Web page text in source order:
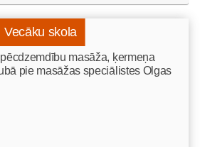
Vecāku skola
masāža, ķermeņa
pie masāžas speciālistes Olgas